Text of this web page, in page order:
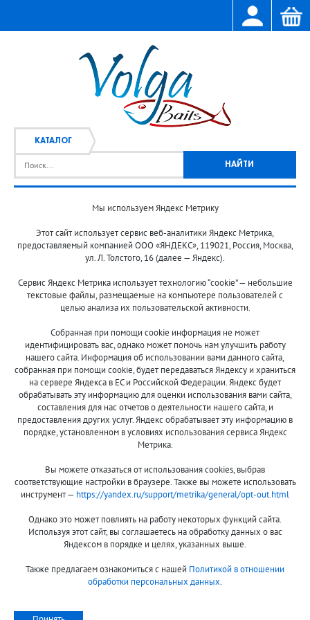
КАТАЛОГ
© 2013-2024 "Волжские приманки"
8 (800)
500-7844
Оплата и доставка
О компании
Акции и скидки
Новости
Контакты
Помощь
Принимаем к оплате:
Мы используем Яндекс Метрику
Этот сайт использует сервис веб-аналитики Яндекс Метрика,
предоставляемый компанией ООО «ЯНДЕКС», 119021, Россия, Москва,
ул. Л. Толстого, 16 (далее — Яндекс).
Сервис Яндекс Метрика использует технологию “cookie” — небольшие
текстовые файлы, размещаемые на компьютере пользователей с
целью анализа их пользовательской активности.
Собранная при помощи cookie информация не может
идентифицировать вас, однако может помочь нам улучшить работу
нашего сайта. Информация об использовании вами данного сайта,
собранная при помощи cookie, будет передаваться Яндексу и храниться
на сервере Яндекса в ЕС и Российской Федерации. Яндекс будет
обрабатывать эту информацию для оценки использования вами сайта,
составления для нас отчетов о деятельности нашего сайта, и
предоставления других услуг. Яндекс обрабатывает эту информацию в
порядке, установленном в условиях использования сервиса Яндекс
Метрика.
Вы можете отказаться от использования cookies, выбрав
соответствующие настройки в браузере. Также вы можете использовать
инструмент — https://yandex.ru/support/metrika/general/opt-out.html
Однако это может повлиять на работу некоторых функций сайта.
Используя этот сайт, вы соглашаетесь на обработку данных о вас
Яндексом в порядке и целях, указанных выше.
Также предлагаем ознакомиться с нашей Политикой в отношении
обработки персональных данных.